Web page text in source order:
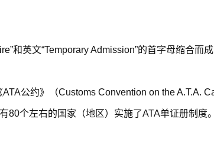
和英文“Temporary Admission”的首字母缩合而成
公约》（Customs Convention on the A.T.A.
个左右的国家（地区）实施了ATA单证册制度。